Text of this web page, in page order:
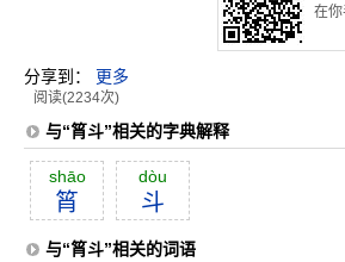
在
分享到： 更多
阅读(2234次)
与“筲斗”相关的字典解释
shāo
筲
dòu
斗
与“筲斗”相关的词语